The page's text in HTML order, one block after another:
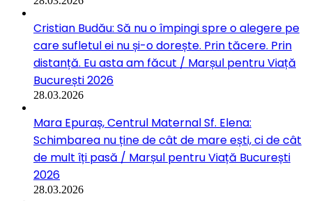
Cristian Budău: Să nu o împingi spre o alegere pe
care sufletul ei nu și-o dorește. Prin tăcere. Prin
distanță. Eu asta am făcut / Marșul pentru Viață
București 2026
28.03.2026
Mara Epuraș, Centrul Maternal Sf. Elena:
Schimbarea nu ține de cât de mare ești, ci de cât
de mult îți pasă / Marșul pentru Viață București
2026
28.03.2026